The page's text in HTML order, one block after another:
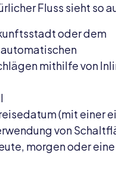
Fluss sieht so
oder dem
mithilfe von
(mit einer
von
morgen oder eine